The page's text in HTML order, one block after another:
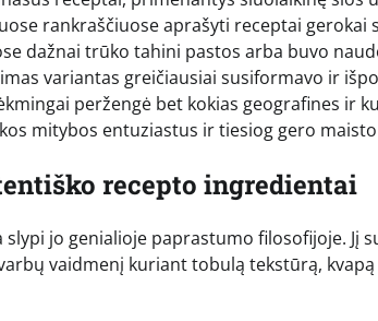
rankraščiuose aprašyti receptai gerokai
dažnai trūko tahini pastos arba buvo
variantas greičiausiai susiformavo ir
peržengė bet kokias geografines ir
mitybos entuziastus ir tiesiog gero
recepto ingredientai
jo genialioje paprastumo filosofijoje. Jį
vaidmenį kuriant tobulą tekstūrą,